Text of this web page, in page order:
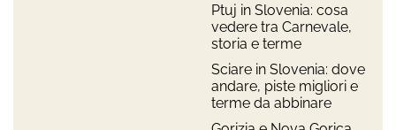
Ptuj in Slovenia: cosa
vedere tra Carnevale,
storia e terme
Sciare in Slovenia: dove
andare, piste migliori e
terme da abbinare